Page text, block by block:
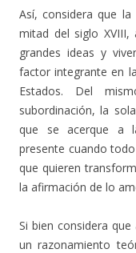
Así, considera que la
mitad del siglo
grandes ideas y
factor integrante en
Estados. Del
subordinación, la
que se acerque a
presente cuando
que quieren
la afirmación de lo
Si bien considera
un razonamiento